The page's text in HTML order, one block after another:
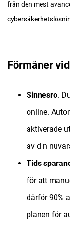
från den mest
Förmåner
Sinnesro.
online.
aktiverade
av din
Tids
för att
därför 90%
planen för